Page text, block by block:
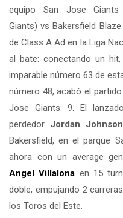
equipo San Jose Giants
Giants) vs Bakersfield
de Class A Ad en la Liga
al bate: conectando un
imparable número 63 de
número 48, acabó el
Jose Giants: 9. El
perdedor Jordan Johnson
Bakersfield, en el parque
ahora con un average
Angel Villalona en 15
doble, empujando 2
los Toros del Este.